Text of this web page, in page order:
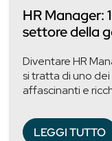
HR Manager:
settore della
Diventare HR
si tratta di uno
affascinanti e
LEGGI TUTTO